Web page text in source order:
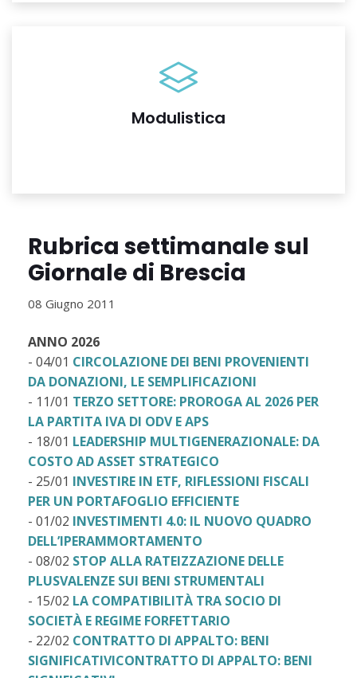
Modulistica
Rubrica settimanale sul
Giornale di Brescia
08 Giugno 2011
ANNO 2026
- 04/01 CIRCOLAZIONE DEI BENI PROVENIENTI
DA DONAZIONI, LE SEMPLIFICAZIONI
- 11/01 TERZO SETTORE: PROROGA AL 2026 PER
LA PARTITA IVA DI ODV E APS
- 18/01 LEADERSHIP MULTIGENERAZIONALE: DA
COSTO AD ASSET STRATEGICO
- 25/01 INVESTIRE IN ETF, RIFLESSIONI FISCALI
PER UN PORTAFOGLIO EFFICIENTE
- 01/02 INVESTIMENTI 4.0: IL NUOVO QUADRO
DELL’IPERAMMORTAMENTO
- 08/02 STOP ALLA RATEIZZAZIONE DELLE
PLUSVALENZE SUI BENI STRUMENTALI
- 15/02 LA COMPATIBILITÀ TRA SOCIO DI
SOCIETÀ E REGIME FORFETTARIO
- 22/02 CONTRATTO DI APPALTO: BENI
SIGNIFICATIVICONTRATTO DI APPALTO: BENI